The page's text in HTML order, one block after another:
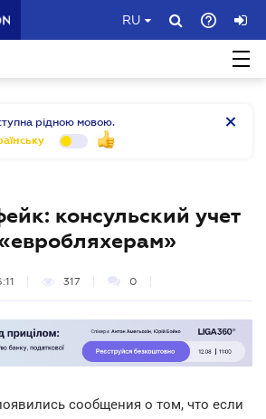
RU
рідною мовою.
консульский учет
317 0
сообщения о том, что если